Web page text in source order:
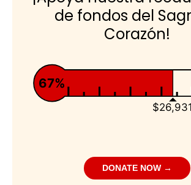
de fondos del
Corazón!
$26,931
67%
DONATE NOW →